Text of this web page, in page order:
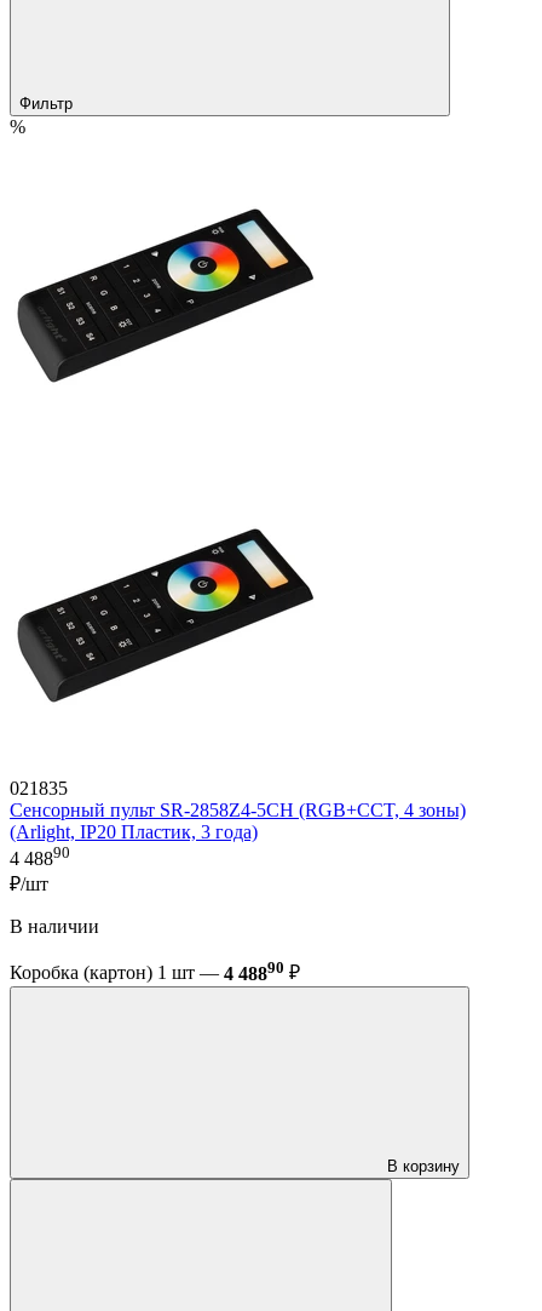
Фильтр
%
021835
Сенсорный пульт SR-2858Z4-5CH (RGB+CCT, 4 зоны)
(Arlight, IP20 Пластик, 3 года)
4 48890
₽/шт
В наличии
Коробка (картон) 1 шт — 4 48890 ₽
В корзину